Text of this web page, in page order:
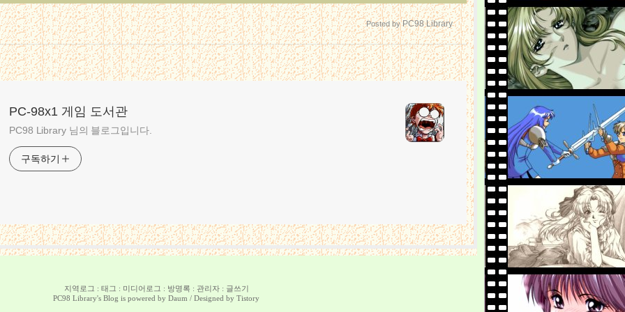
Posted byPC98 Library
PC-98x1 게임 도서관
PC98 Library 님의 블로그입니다.
구독하기
지역로그 : 태그 : 미디어로그 : 방명록 : 관리자: 글쓰기
PC98 Library's Blog is powered by Daum / Designed by Tistory